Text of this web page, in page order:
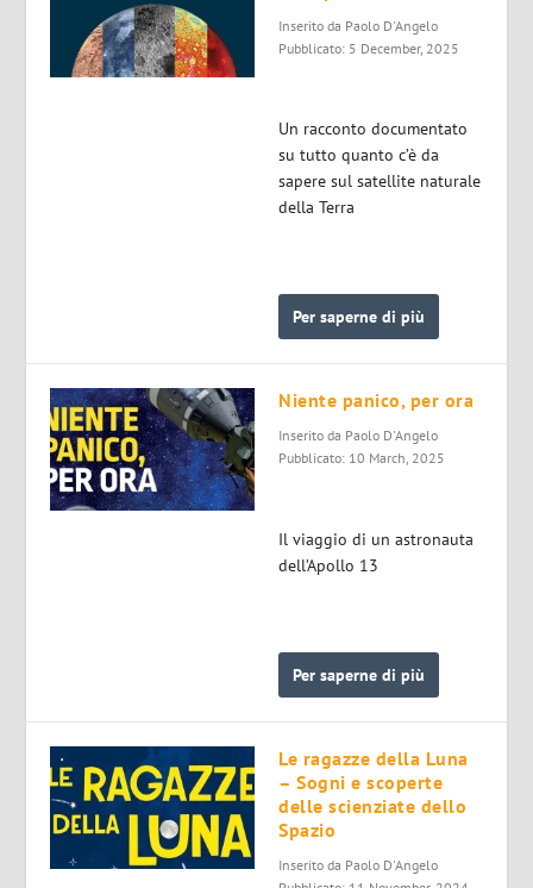
Inserito da Paolo D'Angelo
Pubblicato: 5 December, 2025
Un racconto documentato
su tutto quanto c’è da
sapere sul satellite naturale
della Terra
Per saperne di più
Niente panico, per ora
Inserito da Paolo D'Angelo
Pubblicato: 10 March, 2025
Il viaggio di un astronauta
dell’Apollo 13
Per saperne di più
Le ragazze della Luna
– Sogni e scoperte
delle scienziate dello
Spazio
Inserito da Paolo D'Angelo